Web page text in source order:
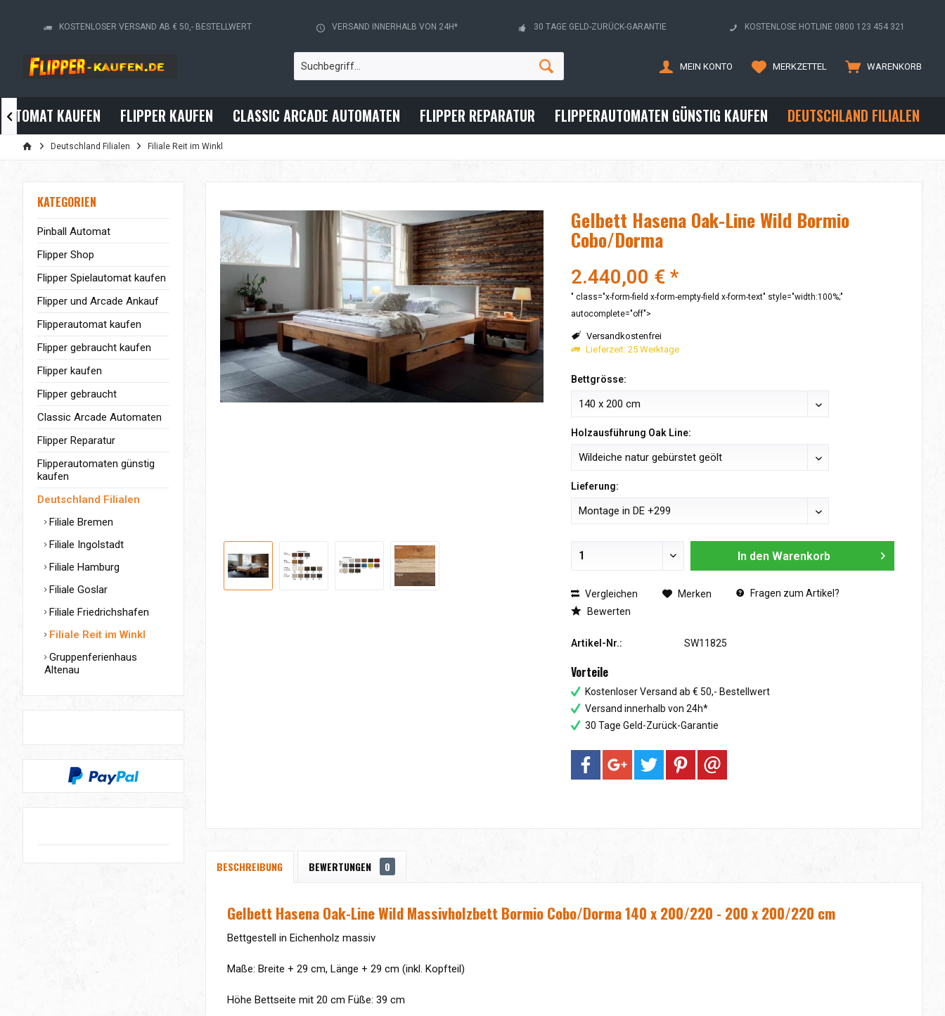
KOSTENLOSER VERSAND AB € 50,- BESTELLWERT VERSAND INNERHALB VON 24H* 30 TAGE GELD-ZURÜCK-GARANTIE KOSTENLOSE HOTLINE 0800 123 454 321
WARENKORB
MERKZETTEL
MEIN KONTO
KAUFEN FLIPPER KAUFEN CLASSIC ARCADE AUTOMATEN FLIPPER REPARATUR FLIPPERAUTOMATEN GÜNSTIG KAUFEN DEUTSCHLAND FILIALEN

Deutschland Filialen Filiale Reit im Winkl
KATEGORIEN
Pinball Automat
Flipper Shop
Flipper Spielautomat kaufen
Flipper und Arcade Ankauf
Flipperautomat kaufen
Flipper gebraucht kaufen
Flipper kaufen
Flipper gebraucht
Classic Arcade Automaten
Flipper Reparatur
Flipperautomaten günstig
kaufen
Deutschland Filialen
Filiale Bremen
Filiale Ingolstadt
Filiale Hamburg
Filiale Goslar
Filiale Friedrichshafen
Filiale Reit im Winkl
Gruppenferienhaus
Altenau
Gelbett Hasena Oak-Line Wild Bormio
Cobo/Dorma
2.440,00 € *
" class="x-form-field x-form-empty-field x-form-text" style="width:100%;"
autocomplete="off">
Versandkostenfrei
Lieferzeit: 25 Werktage
Bettgrösse:
Holzausführung Oak Line:
Lieferung:
In den Warenkorb
Vergleichen Merken
Fragen zum Artikel?
Bewerten
Artikel-Nr.: SW11825
Vorteile
Kostenloser Versand ab € 50,- Bestellwert
Versand innerhalb von 24h*
30 Tage Geld-Zurück-Garantie
BESCHREIBUNG BEWERTUNGEN 0
Gelbett Hasena Oak-Line Wild Massivholzbett Bormio Cobo/Dorma 140 x 200/220 - 200 x 200/220 cm
Bettgestell in Eichenholz massiv
Maße: Breite + 29 cm, Länge + 29 cm (inkl. Kopfteil)
Höhe Bettseite mit 20 cm Füße: 39 cm